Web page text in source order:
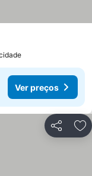
Ver preços
Partilhar